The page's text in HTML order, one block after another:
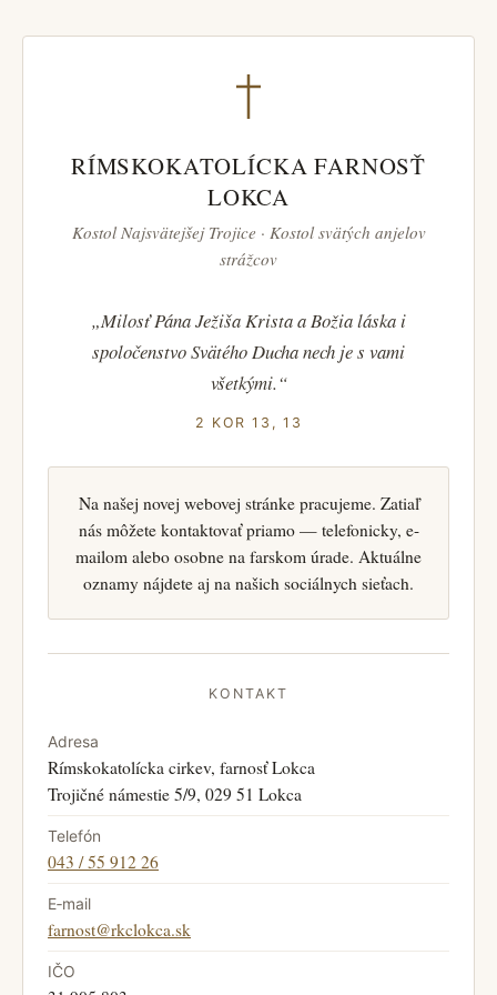
RÍMSKOKATOLÍCKA FARNOSŤ
LOKCA
Kostol Najsvätejšej Trojice · Kostol svätých anjelov
strážcov
„Milosť Pána Ježiša Krista a Božia láska i
spoločenstvo Svätého Ducha nech je s vami
všetkými.“
2 KOR 13, 13
Na našej novej webovej stránke pracujeme. Zatiaľ
nás môžete kontaktovať priamo — telefonicky, e-
mailom alebo osobne na farskom úrade. Aktuálne
oznamy nájdete aj na našich sociálnych sieťach.
KONTAKT
Adresa
Rímskokatolícka cirkev, farnosť Lokca
Trojičné námestie 5/9, 029 51 Lokca
Telefón
043 / 55 912 26
E‑mail
farnost@rkclokca.sk
IČO